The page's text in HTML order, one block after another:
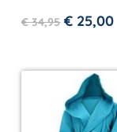
€34,95 € 25,00